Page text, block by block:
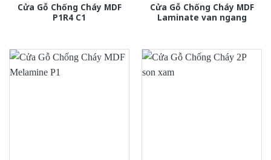
Cửa Gỗ Chống Cháy MDF
P1R4 C1
Cửa Gỗ Chống Cháy MDF
Laminate van ngang